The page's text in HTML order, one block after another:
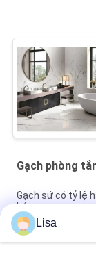
Gạch phòng
Gạch sứ có tỷ lệ
bóng
Thiết kế thời
Màu be Kích
Lisa